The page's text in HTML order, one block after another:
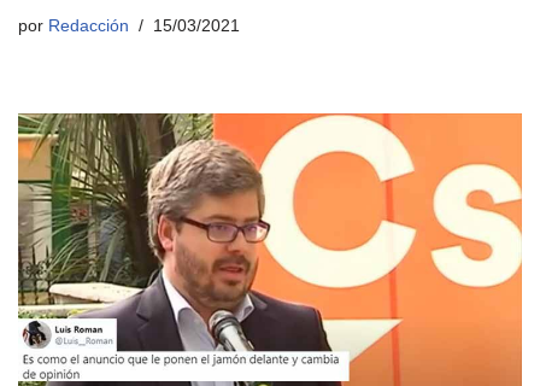
por Redacción 15/03/2021